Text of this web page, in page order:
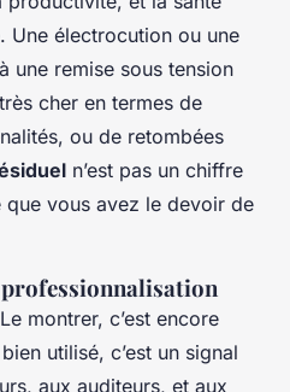
Une électrocution ou une
une remise sous tension
cher en termes de
ou de retombées
n’est pas un chiffre
que vous avez le devoir de
montrer, c’est encore
utilisé, c’est un signal
aux auditeurs, et aux